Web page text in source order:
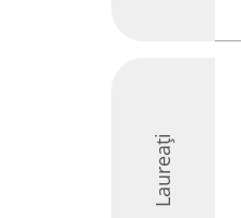
Laureați